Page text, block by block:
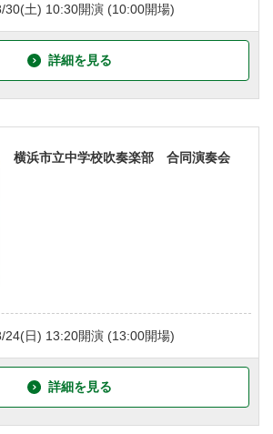
30(土) 10:30開演 (10:00開場)
詳細を見る
横浜市立中学校吹奏楽部 合同演奏会
24(日) 13:20開演 (13:00開場)
詳細を見る